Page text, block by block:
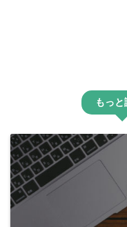
もっ